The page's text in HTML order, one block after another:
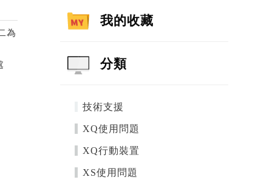
為
我的收藏
分類
技術支援
XQ使用問題
XQ行動裝置
XS使用問題